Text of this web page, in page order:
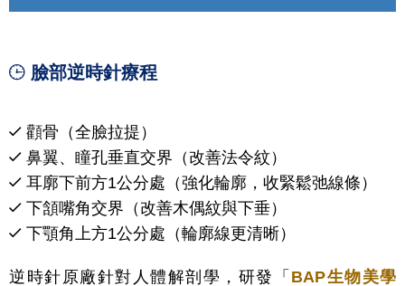
臉部逆時針療程
顴骨（全臉拉提）
鼻翼、 瞳孔垂直交界（改善法令紋）
耳廓下前方1公分處（強化輪廓，收緊鬆弛線條）
下頷嘴角交界（改善木偶紋與下垂）
下顎角上方1公分處（輪廓線更清晰）
逆時針原廠針對人體解剖學，研發「 BAP生物美學